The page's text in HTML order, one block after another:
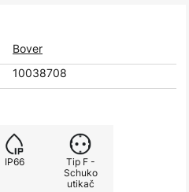
Bover
10038708
IP66
Tip F -
Schuko
utikač